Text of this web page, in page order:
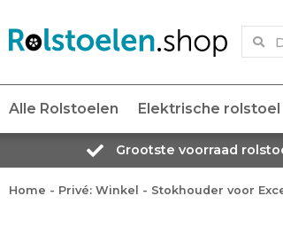
Alle Rolstoelen Elektrische rolstoel
Grootste voorraad
Home - Privé: Winkel - Stokhouder voor